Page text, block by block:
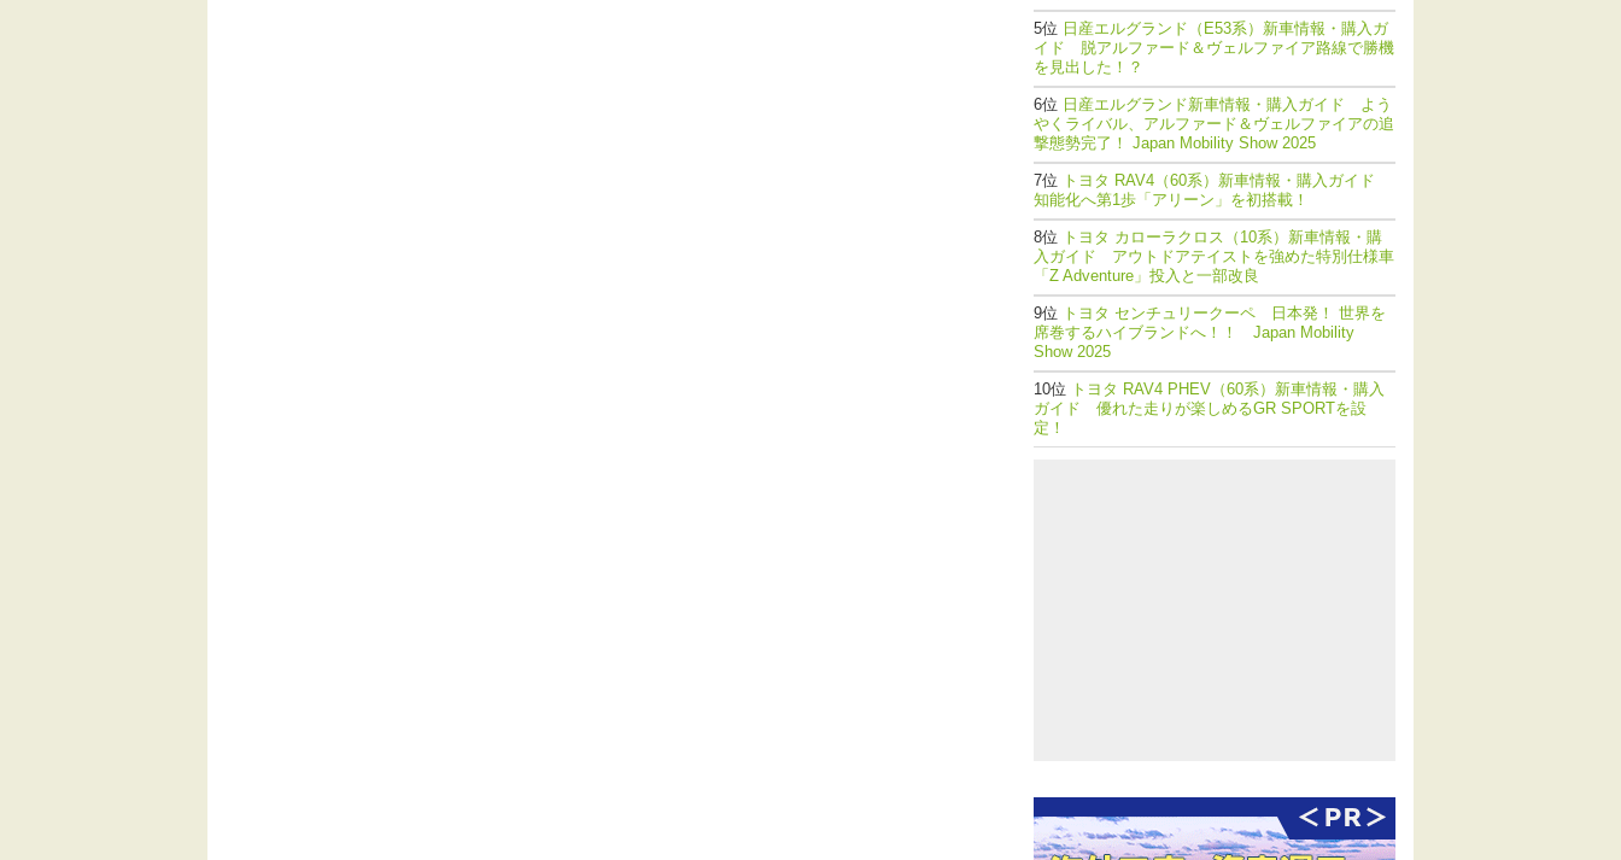
日産エルグランド（E53系）新車情報・購入ガ
イド 脱アルファード＆ヴェルファイア路線で勝機
を見出した！？
日産エルグランド新車情報・購入ガイド よう
やくライバル、アルファード＆ヴェルファイアの追
撃態勢完了！ Japan Mobility Show 2025
トヨタ RAV4（60系）新車情報・購入ガイド
知能化へ第1歩「アリーン」を初搭載！
トヨタ カローラクロス（10系）新車情報・購
入ガイド アウトドアテイストを強めた特別仕様車
「Z Adventure」投入と一部改良
トヨタ センチュリークーペ 日本発！ 世界を
席巻するハイブランドへ！！ Japan Mobility
Show 2025
トヨタ RAV4 PHEV（60系）新車情報・購入
ガイド 優れた走りが楽しめるGR SPORTを設
定！